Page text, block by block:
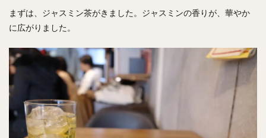
まずは、ジャスミン茶がきました。ジャスミンの香りが、華やか
に広がりました。